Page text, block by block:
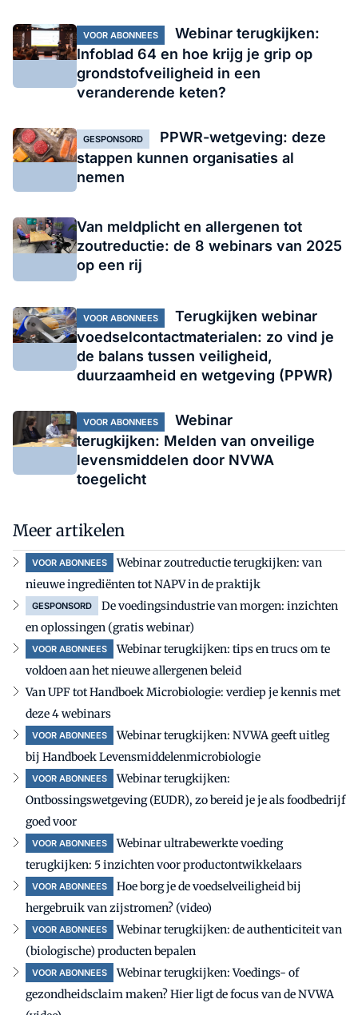
VOOR ABONNEES
Webinar terugkijken:
Infoblad 64 en hoe krijg je grip op
grondstofveiligheid in een
veranderende keten?
GESPONSORD
PPWR-wetgeving: deze
stappen kunnen organisaties al
nemen
Van meldplicht en allergenen tot
zoutreductie: de 8 webinars van 2025
op een rij
VOOR ABONNEES
Terugkijken webinar
voedselcontactmaterialen: zo vind je
de balans tussen veiligheid,
duurzaamheid en wetgeving (PPWR)
VOOR ABONNEES
Webinar
terugkijken: Melden van onveilige
levensmiddelen door NVWA
toegelicht
Meer artikelen
VOOR ABONNEES
Webinar zoutreductie terugkijken: van
nieuwe ingrediënten tot NAPV in de praktijk
GESPONSORD
De voedingsindustrie van morgen: inzichten
en oplossingen (gratis webinar)
VOOR ABONNEES
Webinar terugkijken: tips en trucs om te
voldoen aan het nieuwe allergenen beleid
Van UPF tot Handboek Microbiologie: verdiep je kennis met
deze 4 webinars
VOOR ABONNEES
Webinar terugkijken: NVWA geeft uitleg
bij Handboek Levensmiddelenmicrobiologie
VOOR ABONNEES
Webinar terugkijken:
Ontbossingswetgeving (EUDR), zo bereid je je als foodbedrijf
goed voor
VOOR ABONNEES
Webinar ultrabewerkte voeding
terugkijken: 5 inzichten voor productontwikkelaars
VOOR ABONNEES
Hoe borg je de voedselveiligheid bij
hergebruik van zijstromen? (video)
VOOR ABONNEES
Webinar terugkijken: de authenticiteit van
(biologische) producten bepalen
VOOR ABONNEES
Webinar terugkijken: Voedings- of
gezondheidsclaim maken? Hier ligt de focus van de NVWA